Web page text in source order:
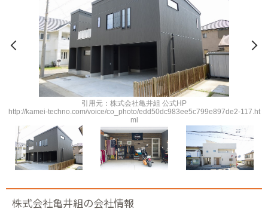
引用元：株式会社亀井組 公式HP
http://kamei-techno.com/voice/co_photo/edd50dc983ee5c799e897de2-117.ht
ml
株式会社亀井組の会社情報